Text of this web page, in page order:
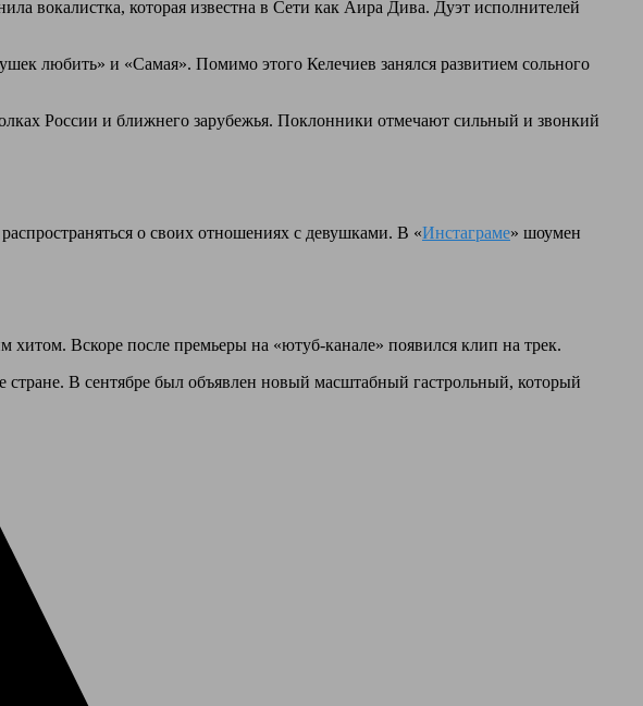
вокалистка, которая известна в Сети как Аира Дива. Дуэт исполнителей
любить» и «Самая». Помимо этого Келечиев занялся развитием сольного
России и ближнего зарубежья. Поклонники отмечают сильный и звонкий
о своих отношениях с девушками. В «Инстаграме» шоумен
Вскоре после премьеры на «ютуб-канале» появился клип на трек.
стране. В сентябре был объявлен новый масштабный гастрольный, который